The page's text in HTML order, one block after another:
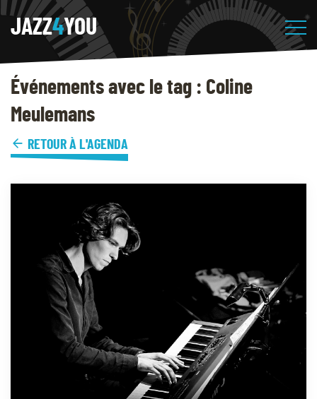
JAZZ4YOU
Événements avec le tag : Coline
Meulemans
RETOUR À L'AGENDA